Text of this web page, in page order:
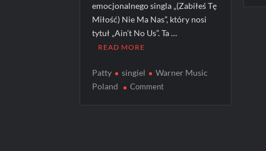
emocjonalnego singla „(Zabiłeś Tę
Miłość) Nie Ma Nas”, który nosi
tytuł „Ain’t No Us”. Ta …
READ MORE
Patty singiel
Warner Music
Poland
Commenton